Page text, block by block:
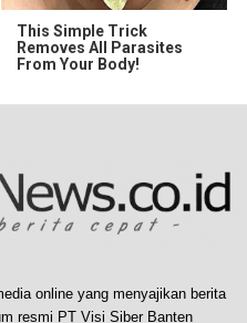
This Simple Trick
Removes All Parasites
From Your Body!
online yang menyajikan berita
resmi PT Visi Siber Banten